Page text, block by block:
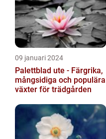
09 januari 2024
Palettblad ute - Färgrika,
mångsidiga och populära
växter för trädgården